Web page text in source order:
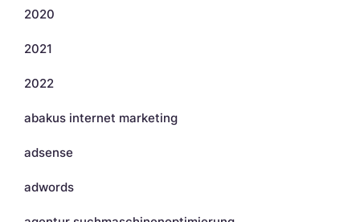
2020
2021
2022
abakus internet marketing
adsense
adwords